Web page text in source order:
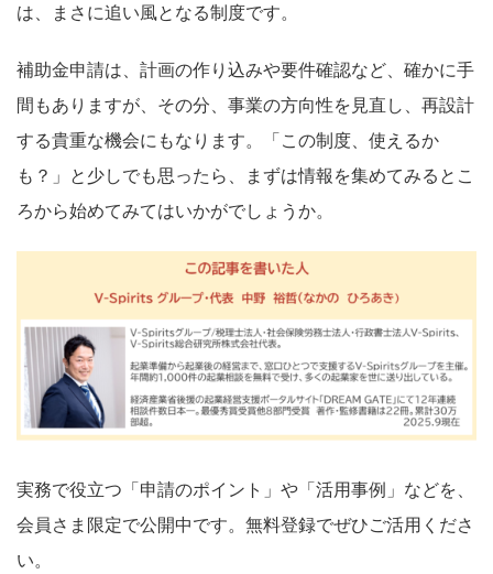
は、まさに追い風となる制度です。
補助金申請は、計画の作り込みや要件確認など、確かに手
間もありますが、その分、事業の方向性を見直し、再設計
する貴重な機会にもなります。「この制度、使えるか
も？」と少しでも思ったら、まずは情報を集めてみるとこ
ろから始めてみてはいかがでしょうか。
実務で役立つ「申請のポイント」や「活用事例」などを、
会員さま限定で公開中です。無料登録でぜひご活用くださ
い。